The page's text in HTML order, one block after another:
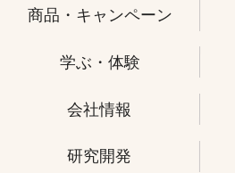
商品・キャンペーン
学ぶ・体験
会社情報
研究開発